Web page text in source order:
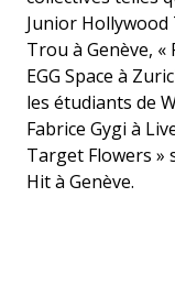
Junior Hollywood
Trou à Genève, «
EGG Space à
les étudiants de
Fabrice Gygi à
Target Flowers
Hit à Genève.